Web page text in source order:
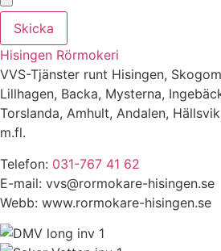
Skicka
Hisingen Rörmokeri
VVS-Tjänster runt Hisingen,
Lillhagen, Backa, Mysterna,
Torslanda, Amhult, Andalen,
m.fl.
Telefon: 031-767 41 62
E-mail: vvs@rormokare-hisingen.se
Webb: www.rormokare-hisingen.se